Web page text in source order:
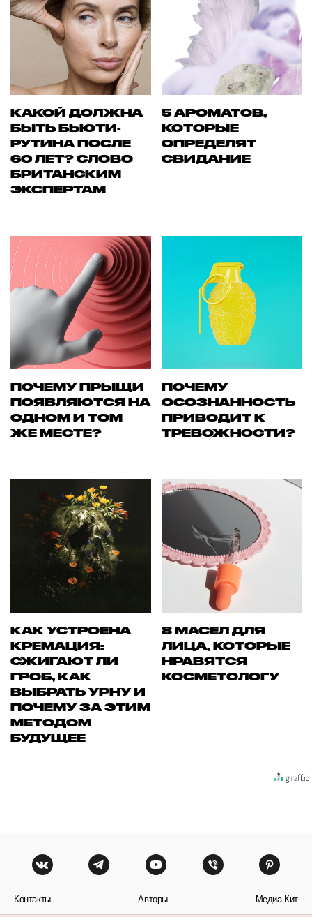
КАКОЙ ДОЛЖНА
БЫТЬ БЬЮТИ-
РУТИНА ПОСЛЕ
60 ЛЕТ? СЛОВО
БРИТАНСКИМ
ЭКСПЕРТАМ
5 АРОМАТОВ,
КОТОРЫЕ
ОПРЕДЕЛЯТ
СВИДАНИЕ
ПОЧЕМУ ПРЫЩИ
ПОЯВЛЯЮТСЯ НА
ОДНОМ И ТОМ
ЖЕ МЕСТЕ?
ПОЧЕМУ
ОСОЗНАННОСТЬ
ПРИВОДИТ К
ТРЕВОЖНОСТИ?
КАК УСТРОЕНА
КРЕМАЦИЯ:
СЖИГАЮТ ЛИ
ГРОБ, КАК
ВЫБРАТЬ УРНУ И
ПОЧЕМУ ЗА ЭТИМ
МЕТОДОМ
БУДУЩЕЕ
8 МАСЕЛ ДЛЯ
ЛИЦА, КОТОРЫЕ
НРАВЯТСЯ
КОСМЕТОЛОГУ
Контакты Авторы Медиа-Кит